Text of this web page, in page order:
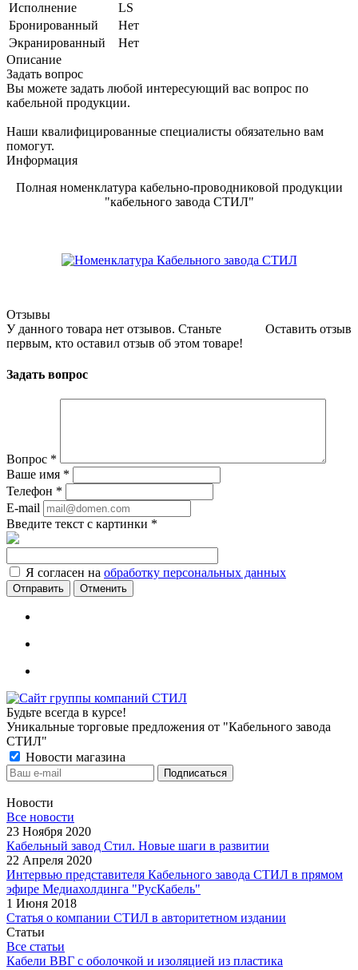
Исполнение
LS
Бронированный
Нет
Экранированный
Нет
Описание
Задать вопрос
Вы можете задать любой интересующий вас вопрос по
кабельной продукции.
Наши квалифицированные специалисты обязательно вам
помогут.
Информация
Полная номенклатура кабельно-проводниковой продукции
"кабельного завода СТИЛ"
Отзывы
Оставить отзыв
У данного товара нет отзывов. Станьте
первым, кто оставил отзыв об этом товаре!
Задать вопрос
Вопрос *
Ваше имя *
Телефон *
E-mail
Введите текст с картинки *
Я согласен на обработку персональных данных
Отменить
Будьте всегда в курсе!
Уникальные торговые предложения от "Кабельного завода
СТИЛ"
Новости магазина
Новости
Все новости
23 Ноября 2020
Кабельный завод Стил. Новые шаги в развитии
22 Апреля 2020
Интервью представителя Кабельного завода СТИЛ в прямом
эфире Медиахолдинга "РусКабель"
1 Июня 2018
Статья о компании СТИЛ в авторитетном издании
Статьи
Все статьи
Кабели ВВГ с оболочкой и изоляцией из пластика